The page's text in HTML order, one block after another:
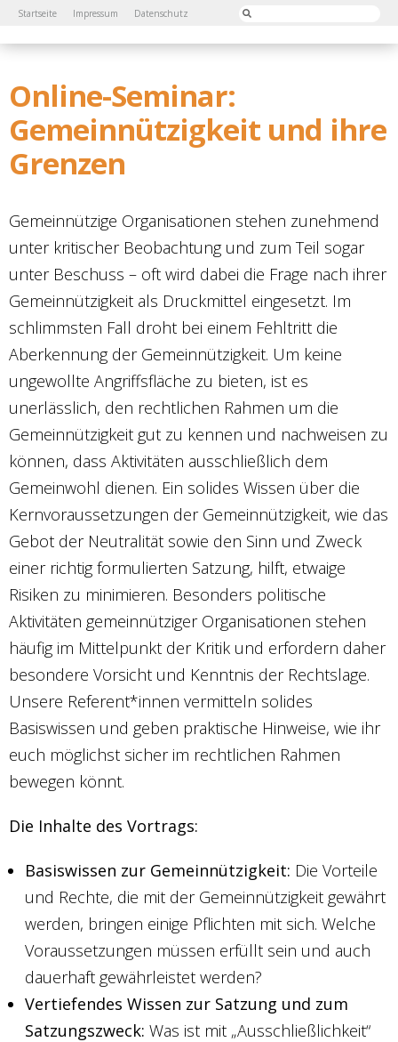
Startseite Impressum Datenschutz
Online-Seminar:
Gemeinnützigkeit und ihre
Grenzen
Gemeinnützige Organisationen stehen zunehmend
unter kritischer Beobachtung und zum Teil sogar
unter Beschuss – oft wird dabei die Frage nach ihrer
Gemeinnützigkeit als Druckmittel eingesetzt. Im
schlimmsten Fall droht bei einem Fehltritt die
Aberkennung der Gemeinnützigkeit. Um keine
ungewollte Angriffsfläche zu bieten, ist es
unerlässlich, den rechtlichen Rahmen um die
Gemeinnützigkeit gut zu kennen und nachweisen zu
können, dass Aktivitäten ausschließlich dem
Gemeinwohl dienen. Ein solides Wissen über die
Kernvoraussetzungen der Gemeinnützigkeit, wie das
Gebot der Neutralität sowie den Sinn und Zweck
einer richtig formulierten Satzung, hilft, etwaige
Risiken zu minimieren. Besonders politische
Aktivitäten gemeinnütziger Organisationen stehen
häufig im Mittelpunkt der Kritik und erfordern daher
besondere Vorsicht und Kenntnis der Rechtslage.
Unsere Referent*innen vermitteln solides
Basiswissen und geben praktische Hinweise, wie ihr
euch möglichst sicher im rechtlichen Rahmen
bewegen könnt.
Die Inhalte des Vortrags:
Basiswissen zur Gemeinnützigkeit: Die Vorteile
und Rechte, die mit der Gemeinnützigkeit gewährt
werden, bringen einige Pflichten mit sich. Welche
Voraussetzungen müssen erfüllt sein und auch
dauerhaft gewährleistet werden?
Vertiefendes Wissen zur Satzung und zum
Satzungszweck: Was ist mit „Ausschließlichkeit“